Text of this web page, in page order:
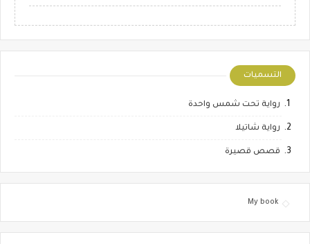
التسميات
رواية تحت شمس واحدة
رواية شاتيلا
قصص قصيرة
My book